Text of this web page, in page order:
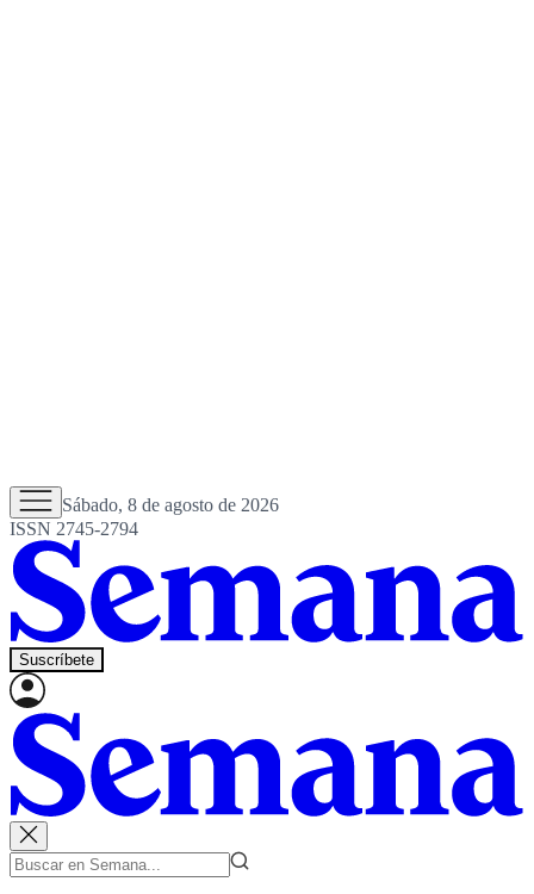
Sábado, 8 de agosto de 2026
ISSN 2745-2794
Suscríbete